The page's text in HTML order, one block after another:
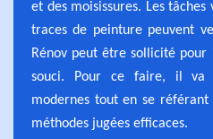
et des moisissures. Les
traces de peinture peuvent
Rénov peut être sollicité
souci. Pour ce faire, il va
modernes tout en se référant
méthodes jugées efficaces.